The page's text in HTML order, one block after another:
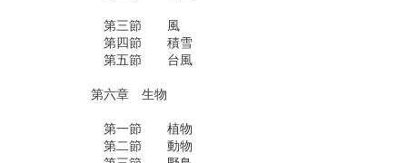
第三節　　風
第四節　　積雪
第五節　　台風
第六章　生物
第一節　　植物
第二節　　動物